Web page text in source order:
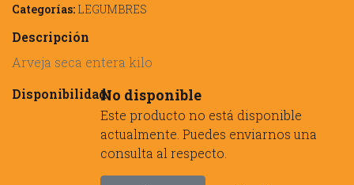
Categorías: LEGUMBRES
Descripción
Arveja seca entera kilo
Disponibilidad:No disponible
Este producto no está disponible
actualmente. Puedes enviarnos una
consulta al respecto.